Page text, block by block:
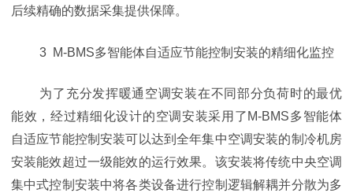
后续精确的数据采集提供保障。
3 M-BMS多智能体自适应节能控制安装的精细化监控
为了充分发挥暖通空调安装在不同部分负荷时的最优
能效，经过精细化设计的空调安装采用了M-BMS多智能体
自适应节能控制安装可以达到全年集中空调安装的制冷机房
安装能效超过一级能效的运行效果。该安装将传统中央空调
集中式控制安装中将各类设备进行控制逻辑解耦并分散为多